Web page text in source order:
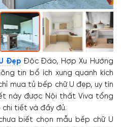
Đẹp Độc Đáo, Hợp Xu Hướng
tin bổ ích xung quanh kích
mua tủ bếp chữ U đẹp, uy tín
này được Nội thất Viva tổng
tiết và đầy đủ.
biết chọn mẫu bếp chữ U